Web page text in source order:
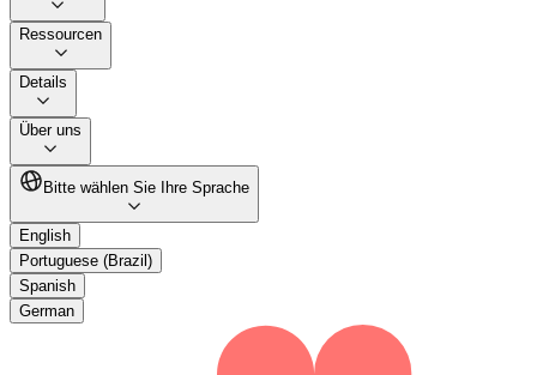
Ressourcen
Details
Über uns
Bitte wählen Sie Ihre Sprache
English
Portuguese (Brazil)
Spanish
German